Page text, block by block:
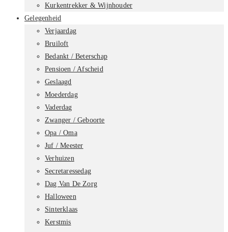
Kurkentrekker & Wijnhouder
Gelegenheid
Verjaardag
Bruiloft
Bedankt / Beterschap
Pensioen / Afscheid
Geslaagd
Moederdag
Vaderdag
Zwanger / Geboorte
Opa / Oma
Juf / Meester
Verhuizen
Secretaressedag
Dag Van De Zorg
Halloween
Sinterklaas
Kerstmis